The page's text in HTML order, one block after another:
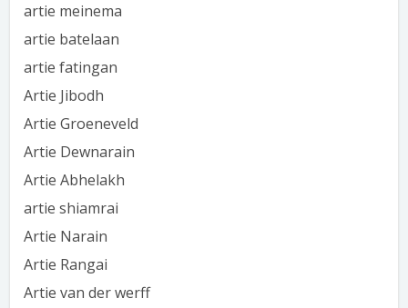
artie meinema
artie batelaan
artie fatingan
Artie Jibodh
Artie Groeneveld
Artie Dewnarain
Artie Abhelakh
artie shiamrai
Artie Narain
Artie Rangai
Artie van der werff